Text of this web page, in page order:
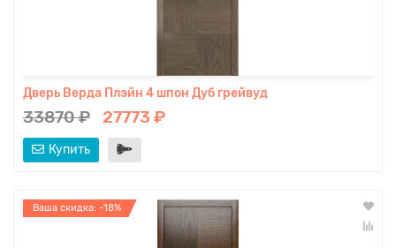
Дверь Верда Плэйн 4 шпон Дуб грейвуд
33870 ₽ 27773 ₽
Купить
Ваша скидка: -18%